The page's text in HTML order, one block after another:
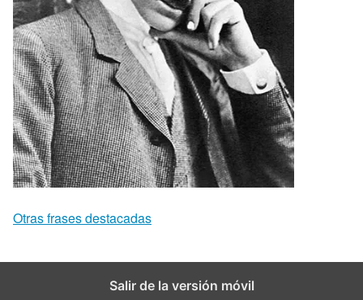
Otras frases destacadas
Salir de la versión móvil